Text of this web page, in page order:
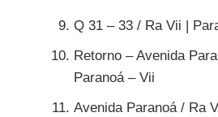
Q 31 – 33 / Ra Vii |
Retorno – Avenida
Paranoá – Vii
Avenida Paranoá / Ra